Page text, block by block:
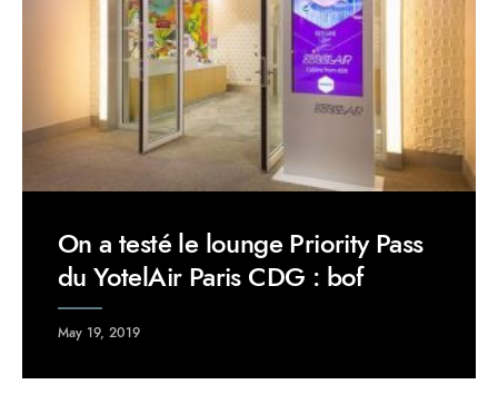
On a testé le lounge Priority Pass
du YotelAir Paris CDG : bof
May 19, 2019